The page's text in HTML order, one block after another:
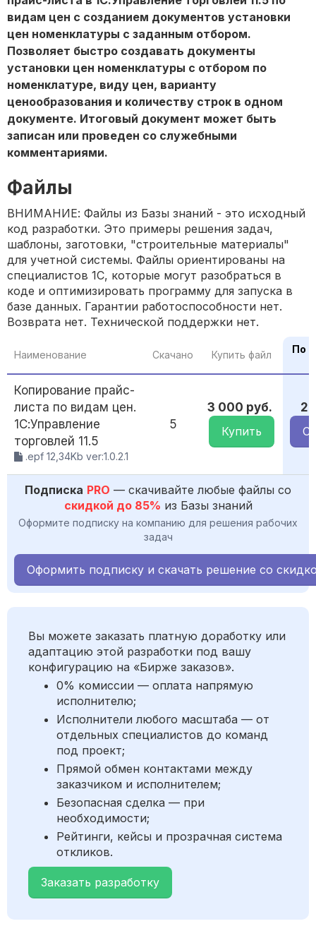
видам цен с созданием документов установки
цен номенклатуры с заданным отбором.
Позволяет быстро создавать документы
установки цен номенклатуры с отбором по
номенклатуре, виду цен, варианту
ценообразования и количеству строк в одном
документе. Итоговый документ может быть
записан или проведен со служебными
комментариями.
Файлы
ВНИМАНИЕ: Файлы из Базы знаний - это исходный
код разработки. Это примеры решения задач,
шаблоны, заготовки, "строительные материалы"
для учетной системы. Файлы ориентированы на
специалистов 1С, которые могут разобраться в
коде и оптимизировать программу для запуска в
базе данных. Гарантии работоспособности нет.
Возврата нет. Технической поддержки нет.
Наименование Скачано Купить файл
По
Копирование прайс-
листа по видам цен.
1С:Управление
торговлей 11.5
.epf 12,34Kb ver:1.0.2.1
5
3 000 руб.
Купить
2
Подписка PRO — скачивайте любые файлы со
скидкой до 85% из Базы знаний
Оформите подписку на компанию для решения рабочих
задач
Оформить подписку и скачать решение со
Вы можете заказать платную доработку или
адаптацию этой разработки под вашу
конфигурацию на «Бирже заказов».
0% комиссии — оплата напрямую
исполнителю;
Исполнители любого масштаба — от
отдельных специалистов до команд
под проект;
Прямой обмен контактами между
заказчиком и исполнителем;
Безопасная сделка — при
необходимости;
Рейтинги, кейсы и прозрачная система
откликов.
Заказать разработку